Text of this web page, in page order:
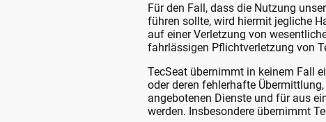
Für den Fall, dass die Nutzung
führen sollte, wird hiermit jegliche
auf einer Verletzung von
fahrlässigen Pflichtverletzung von
TecSeat übernimmt in keinem Fall
oder deren fehlerhafte
angebotenen Dienste und für aus
werden. Insbesondere übernimmt